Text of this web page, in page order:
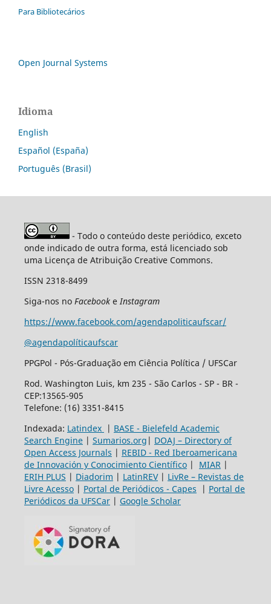
Para Bibliotecários
Open Journal Systems
Idioma
English
Español (España)
Português (Brasil)
- Todo o conteúdo deste periódico, exceto
onde indicado de outra forma, está licenciado sob
uma Licença de Atribuição Creative Commons.
ISSN 2318-8499
Siga-nos no Facebook eInstagram
https://www.facebook.com/agendapoliticaufscar/
@agendapolíticaufscar
PPGPol - Pós-Graduação em Ciência Política / UFSCar
Rod. Washington Luis, km 235 - São Carlos - SP - BR -
CEP:13565-905
Telefone: (16) 3351-8415
Indexada: Latindex | BASE - Bielefeld Academic
Search Engine| Sumarios.org | DOAJ – Directory of
Open Access Journals | REBID - Red Iberoamericana
de Innovación y Conocimiento Científico| MIAR|
ERIH PLUS | Diadorim | LatinREV| LivRe – Revistas de
Livre Acesso| Portal de Periódicos - Capes | Portal de
Periódicos da UFSCar| Google Scholar